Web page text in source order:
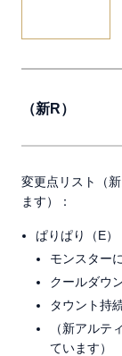
（新R）
変更点リスト（
ます）：
ぱりぱり（E）
モンスター
クールダウ
タウント持
（新アルテ
ています）